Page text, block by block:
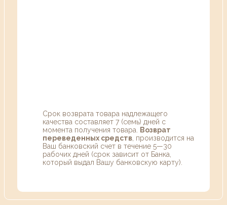
Срок возврата товара надлежащего
качества составляет 7 (семь) дней с
момента получения товара.
Возврат
переведенных средств , производится на
Ваш банковский счет в течение 5—30
рабочих дней (срок зависит от Банка,
который выдал Вашу банковскую карту).